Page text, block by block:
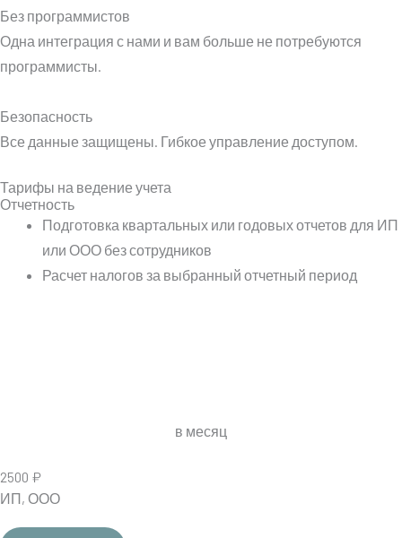
Без программистов
Одна интеграция с нами и вам больше не потребуются
программисты.
Безопасность
Все данные защищены. Гибкое управление доступом.
Тарифы на ведение учета
Отчетность
Подготовка квартальных или годовых отчетов для ИП
или ООО без сотрудников
Расчет налогов за выбранный отчетный период
в месяц
2500 ₽
ИП, ООО